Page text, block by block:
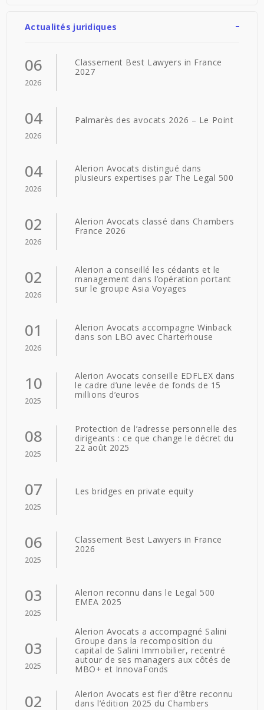
Actualités juridiques
06
2026
Classement Best Lawyers in France
2027
04
2026
Palmarès des avocats 2026 – Le Point
04
2026
Alerion Avocats distingué dans
plusieurs expertises par The Legal 500
02
2026
Alerion Avocats classé dans Chambers
France 2026
02
2026
Alerion a conseillé les cédants et le
management dans l’opération portant
sur le groupe Asia Voyages
01
2026
Alerion Avocats accompagne Winback
dans son LBO avec Charterhouse
10
2025
Alerion Avocats conseille EDFLEX dans
le cadre d’une levée de fonds de 15
millions d’euros
08
2025
Protection de l’adresse personnelle des
dirigeants : ce que change le décret du
22 août 2025
07
2025
Les bridges en private equity
06
2025
Classement Best Lawyers in France
2026
03
2025
Alerion reconnu dans le Legal 500
EMEA 2025
03
2025
Alerion Avocats a accompagné Salini
Groupe dans la recomposition du
capital de Salini Immobilier, recentré
autour de ses managers aux côtés de
MBO+ et InnovaFonds
02
Alerion Avocats est fier d’être reconnu
dans l’édition 2025 du Chambers